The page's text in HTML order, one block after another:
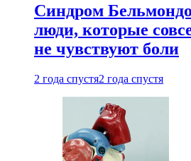
Синдром
люди, которые
не чувствуют боли
2 года спустя2 года спустя